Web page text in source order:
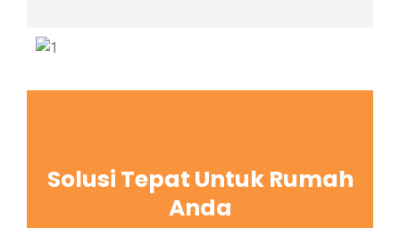
Solusi Tepat Untuk Rumah
Anda